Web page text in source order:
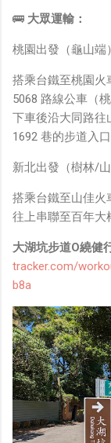
🚌 大眾運輸：
桃園出發（龜山端
搭乘台鐵至桃園火
5068 路線公車（
下車後沿大同路往
1692 巷的步道入口
新北出發（樹林/山
搭乘台鐵至山佳火
往上串聯至百年大
大湖坑步道O繞健
tracker.com/
b8a